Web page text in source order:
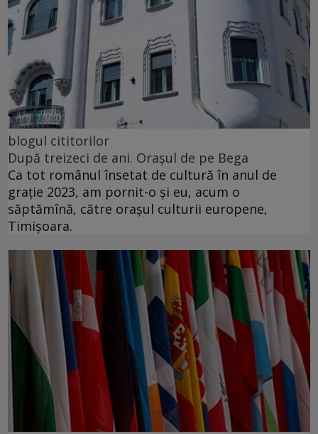
blogul cititorilor
După treizeci de ani. Orașul de pe Bega
Ca tot românul însetat de cultură în anul de
grație 2023, am pornit-o și eu, acum o
săptămînă, către orașul culturii europene,
Timișoara.